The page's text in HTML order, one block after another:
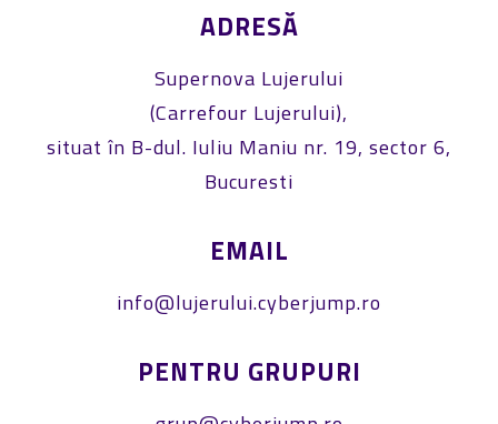
ADRESĂ
Supernova Lujerului
(Carrefour Lujerului),
situat în B-dul. Iuliu Maniu nr. 19, sector 6,
Bucuresti
EMAIL
info@lujerului.cyberjump.ro
PENTRU GRUPURI